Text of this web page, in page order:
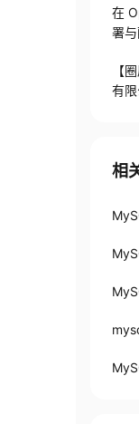
在
署
【
有
相